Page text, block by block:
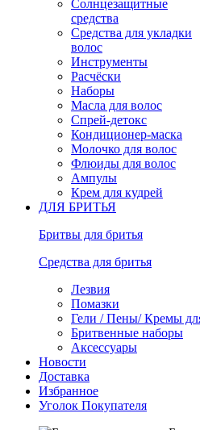
Солнцезащитные
средства
Средства для укладки
волос
Инструменты
Расчёски
Наборы
Масла для волос
Спрей-детокс
Кондиционер-маска
Молочко для волос
Флюиды для волос
Ампулы
Крем для кудрей
ДЛЯ БРИТЬЯ
Бритвы для бритья
Средства для бритья
Лезвия
Помазки
Гели / Пены/ Кремы
Бритвенные наборы
Аксессуары
Новости
Доставка
Избранное
Уголок Покупателя